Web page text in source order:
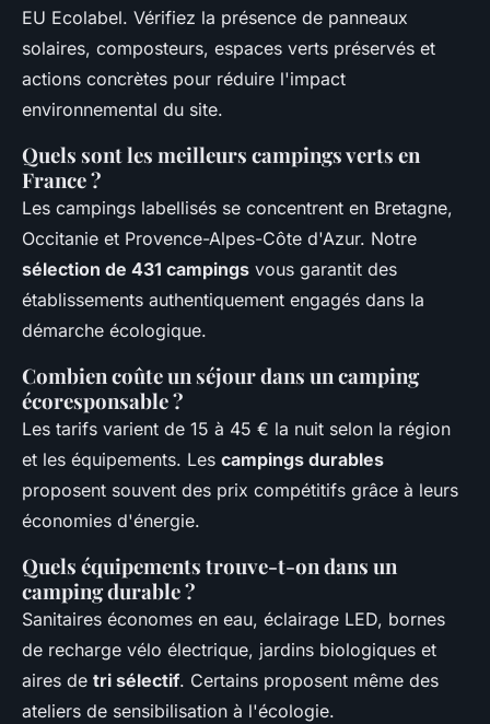
EU Ecolabel. Vérifiez la présence de panneaux
solaires, composteurs, espaces verts préservés et
actions concrètes pour réduire l'impact
environnemental du site.
Quels sont les meilleurs campings verts en
France ?
Les campings labellisés se concentrent en Bretagne,
Occitanie et Provence-Alpes-Côte d'Azur. Notre
sélection de 431 campings vous garantit des
établissements authentiquement engagés dans la
démarche écologique.
Combien coûte un séjour dans un camping
écoresponsable ?
Les tarifs varient de 15 à 45 € la nuit selon la région
et les équipements. Les campings durables
proposent souvent des prix compétitifs grâce à leurs
économies d'énergie.
Quels équipements trouve-t-on dans un
camping durable ?
Sanitaires économes en eau, éclairage LED, bornes
de recharge vélo électrique, jardins biologiques et
aires de tri sélectif. Certains proposent même des
ateliers de sensibilisation à l'écologie.